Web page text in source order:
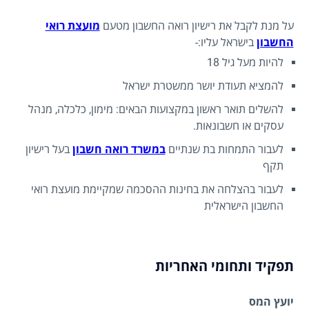
על מנת לקבל את רישיון רואה החשבון מטעם מועצת רואי
החשבון בישראל עליו:-
להיות מעל גיל 18
להמציא תעודת יושר ממשטרת ישראל
להשלים תואר ראשון במקצועות הבאים: מימון, כלכלה, מנהל
עסקים או חשבונאות.
לעבור התמחות בת שנתייםבמשרד רואה חשבון בעל רישיון
תקף
לעבור בהצלחה את בחינות ההסכמה שמקיימת מועצת רואי
החשבון הישראלית
תפקיד ותחומי האחריות
יועץ המס